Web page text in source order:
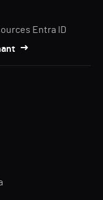
Entra ID